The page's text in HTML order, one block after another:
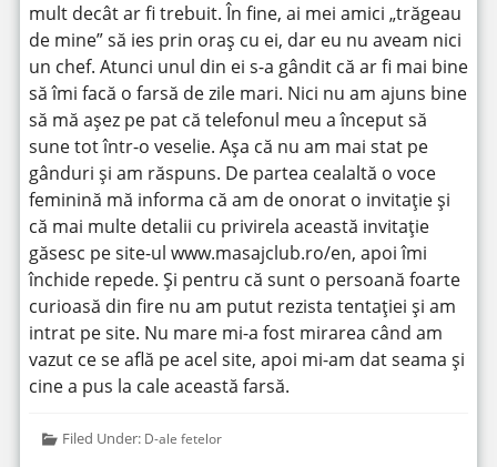
mult decât ar fi trebuit. În fine, ai mei amici „trăgeau
de mine” să ies prin oraș cu ei, dar eu nu aveam nici
un chef. Atunci unul din ei s-a gândit că ar fi mai bine
să îmi facă o farsă de zile mari. Nici nu am ajuns bine
să mă așez pe pat că telefonul meu a început să
sune tot într-o veselie. Așa că nu am mai stat pe
gânduri și am răspuns. De partea cealaltă o voce
feminină mă informa că am de onorat o invitație și
că mai multe detalii cu privirela această invitație
găsesc pe site-ul www.masajclub.ro/en, apoi îmi
închide repede. Și pentru că sunt o persoană foarte
curioasă din fire nu am putut rezista tentației și am
intrat pe site. Nu mare mi-a fost mirarea când am
vazut ce se află pe acel site, apoi mi-am dat seama și
cine a pus la cale această farsă.
Filed Under: D-ale fetelor